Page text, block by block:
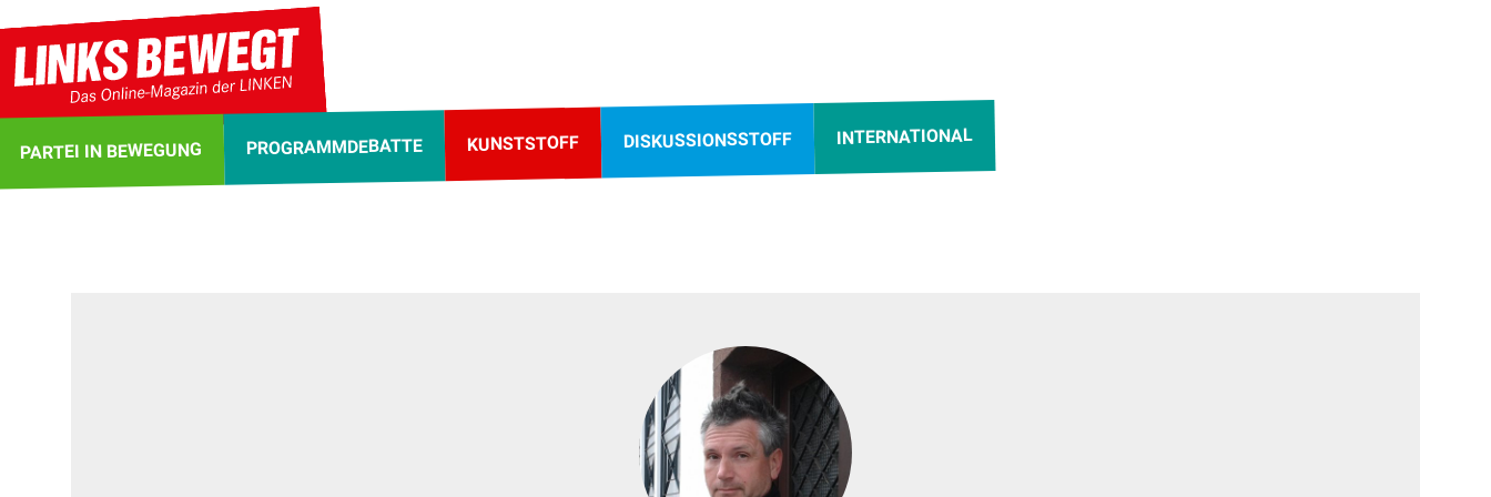
PARTEI IN BEWEGUNG PROGRAMMDEBATTE KUNSTSTOFF DISKUSSIONSSTOFF INTERNATIONAL